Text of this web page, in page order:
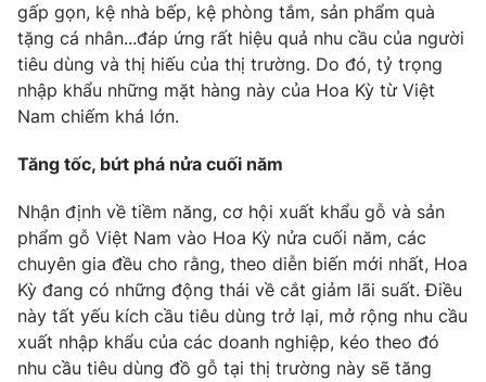
Cơ quan chủ quản: Đài Truyền hình Việt Nam
Cơ quan báo chí:Thời báo VTV
Giấy phép hoạt động báo in và báo điện tử số 483/GP-BTTTT
cấp ngày 29/12/2023
Phó Tổng Biên tập:Nguyễn Thị Mỹ Hạnh, Phạm Quốc Thắng,
Tổng đài VTV:024.38 355 931 - 024.38 355 932
Ðiện thoại Thời báo VTV:024.66 897 897
Email:toasoan@vtv.vn
Liên hệ quảng cáo: 024-7300.7108
gấp gọn, kệ nhà bếp, kệ phòng tắm, sản phẩm quà
tặng cá nhân...đáp ứng rất hiệu quả nhu cầu của người
tiêu dùng và thị hiếu của thị trường. Do đó, tỷ trọng
nhập khẩu những mặt hàng này của Hoa Kỳ từ Việt
Nam chiếm khá lớn.
Tăng tốc, bứt phá nửa cuối năm
Nhận định về tiềm năng, cơ hội xuất khẩu gỗ và sản
phẩm gỗ Việt Nam vào Hoa Kỳ nửa cuối năm, các
chuyên gia đều cho rằng, theo diễn biến mới nhất, Hoa
Kỳ đang có những động thái về cắt giảm lãi suất. Điều
này tất yếu kích cầu tiêu dùng trở lại, mở rộng nhu cầu
xuất nhập khẩu của các doanh nghiệp, kéo theo đó
nhu cầu tiêu dùng đồ gỗ tại thị trường này sẽ tăng